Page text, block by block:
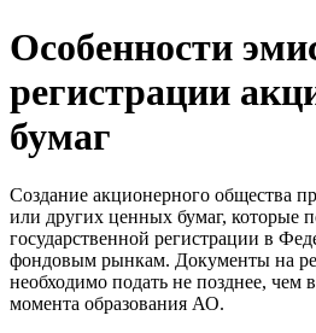
Особенности
регистрации
бумаг
Создание акционерного общества
или других ценных бумаг, которые
государственной регистрации в
фондовым рынкам. Документы на
необходимо подать не позднее, чем
момента образования АО.